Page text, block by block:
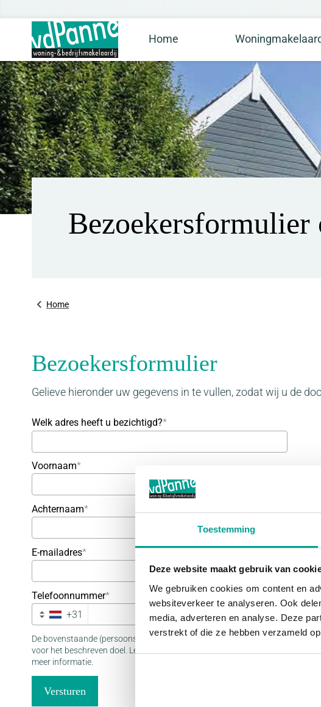
Toestemming
Deze website maakt gebruik van
We gebruiken cookies om content en
websiteverkeer te analyseren. Ook
media, adverteren en analyse. Deze
verstrekt of die ze hebben verzameld
Home
Bezoekersformulier
Home
Bezoekersformulier
Gelieve hieronder uw gegevens in te vullen, zodat wij u de
Welk adres heeft u bezichtigd?*
Voornaam*
Achternaam*
E-mailadres*
Telefoonnummer*
+31
De bovenstaande (persoons)gegevens gebruiken we uitsluitend
voor het beschreven doel. Lees onze
meer informatie.
Versturen